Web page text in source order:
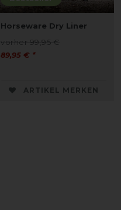
Horseware Dry Liner
vorher 99,95 €
89,95 € *
ARTIKEL MERKEN